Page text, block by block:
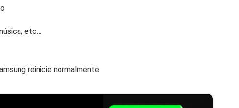
etc…
reinicie normalmente